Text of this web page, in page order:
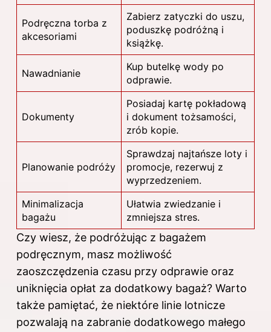
Podręczna torba z
akcesoriami
Zabierz zatyczki do uszu,
poduszkę podróżną i
książkę.
Nawadnianie
Kup butelkę wody po
odprawie.
Dokumenty
Posiadaj kartę pokładową
i dokument tożsamości,
zrób kopie.
Planowanie podróży
Sprawdzaj najtańsze loty i
promocje, rezerwuj z
wyprzedzeniem.
Minimalizacja
bagażu
Ułatwia zwiedzanie i
zmniejsza stres.
Czy wiesz, że podróżując z bagażem
podręcznym, masz możliwość
zaoszczędzenia czasu przy odprawie oraz
uniknięcia opłat za dodatkowy bagaż? Warto
także pamiętać, że niektóre linie lotnicze
pozwalają na zabranie dodatkowego małego